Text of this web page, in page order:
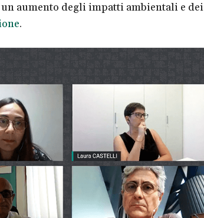
aumento degli impatti ambientali e dei
.